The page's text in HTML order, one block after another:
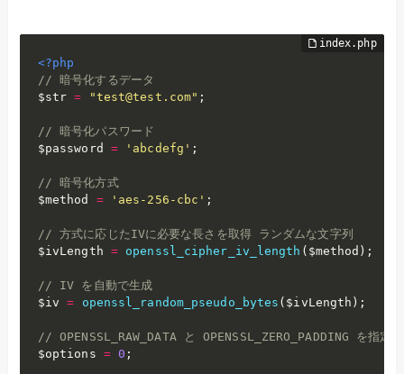
<?php
// 暗号化するデータ
$str = "test@test.com" ;
// 暗号化パスワード
$password
= 'abcdefg' ;
// 暗号化方式
$method
= 'aes-256-cbc' ;
// 方式に応じたIVに必要な長さを取得 ランダムな文字列
$ivLength = openssl_cipher_iv_length ( $method ) ;
// IV を自動で生成
$iv
= openssl_random_pseudo_bytes ( $ivLength ) ;
// OPENSSL_RAW_DATA と OPENSSL_ZERO_PADDING を指定可
$options = 0 ;